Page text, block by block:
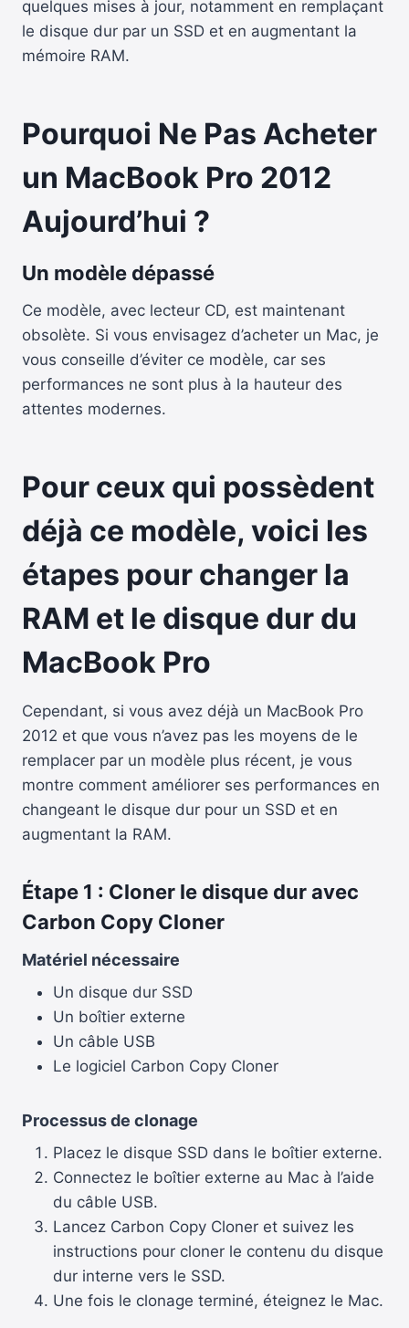
quelques mises à jour, notamment en remplaçant
le disque dur par un SSD et en augmentant la
mémoire RAM.
Pourquoi Ne Pas Acheter
un MacBook Pro 2012
Aujourd’hui ?
Un modèle dépassé
Ce modèle, avec lecteur CD, est maintenant
obsolète. Si vous envisagez d’acheter un Mac, je
vous conseille d’éviter ce modèle, car ses
performances ne sont plus à la hauteur des
attentes modernes.
Pour ceux qui possèdent
déjà ce modèle, voici les
étapes pour changer la
RAM et le disque dur du
MacBook Pro
Cependant, si vous avez déjà un MacBook Pro
2012 et que vous n’avez pas les moyens de le
remplacer par un modèle plus récent, je vous
montre comment améliorer ses performances en
changeant le disque dur pour un SSD et en
augmentant la RAM.
Étape 1 : Cloner le disque dur avec
Carbon Copy Cloner
Matériel nécessaire
Un disque dur SSD
Un boîtier externe
Un câble USB
Le logiciel Carbon Copy Cloner
Processus de clonage
Placez le disque SSD dans le boîtier externe.
Connectez le boîtier externe au Mac à l’aide
du câble USB.
Lancez Carbon Copy Cloner et suivez les
instructions pour cloner le contenu du disque
dur interne vers le SSD.
Une fois le clonage terminé, éteignez le Mac.